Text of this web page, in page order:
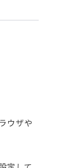
ウザや